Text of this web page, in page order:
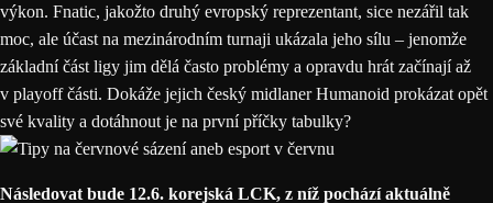
výkon. Fnatic, jakožto druhý evropský reprezentant, sice nezářil tak
moc, ale účast na mezinárodním turnaji ukázala jeho sílu – jenomže
základní část ligy jim dělá často problémy a opravdu hrát začínají až
v playoff části. Dokáže jejich český midlaner Humanoid prokázat opět
své kvality a dotáhnout je na první příčky tabulky?
Následovat bude 12.6. korejská LCK, z níž pochází aktuálně